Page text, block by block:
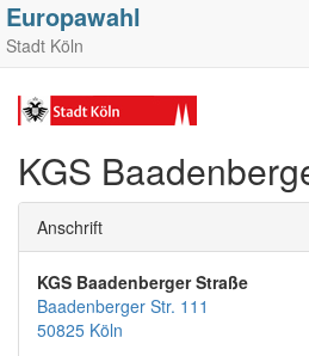
Europawahl
Stadt Köln
KGS
Anschrift
KGS Baadenberger Straße
Baadenberger Str. 111
50825 Köln